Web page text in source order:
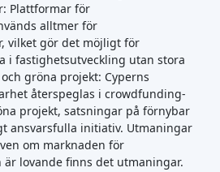
Plattformar för
alltmer för
vilket gör det möjligt för
i fastighetsutveckling utan stora
gröna projekt: Cyperns
återspeglas i crowdfunding-
projekt, satsningar på förnybar
ansvarsfulla initiativ. Utmaningar
om marknaden för
lovande finns det utmaningar.